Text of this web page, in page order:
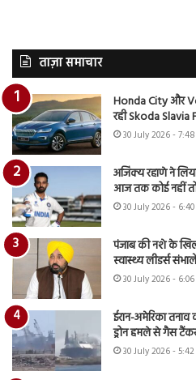
ताज़ा समाचार
Honda City और
रही Skoda
30 July 2026 -
अजिंक्य रहाणे ने
आज तक कोई नहीं
30 July 2026 -
पंजाब की नशे के
स्वास्थ्य लीडर्स
30 July 2026 -
ईरान-अमेरिका तनाव
ड्रोन हमले से गैस
30 July 2026 -